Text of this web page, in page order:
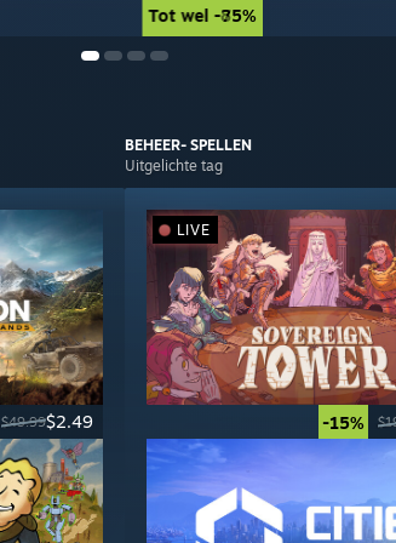
Tot wel -75%
Tot wel -85%
$49.99$2.49
BEHEER- SPELLEN
Uitgelichte tag
-15%
LIVE